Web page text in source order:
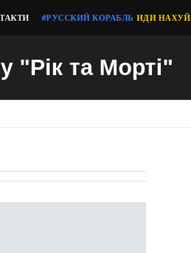
#РУССКИЙ КОРАБЛЬ ИДИ НАХУЙ
"Рік та Морті"